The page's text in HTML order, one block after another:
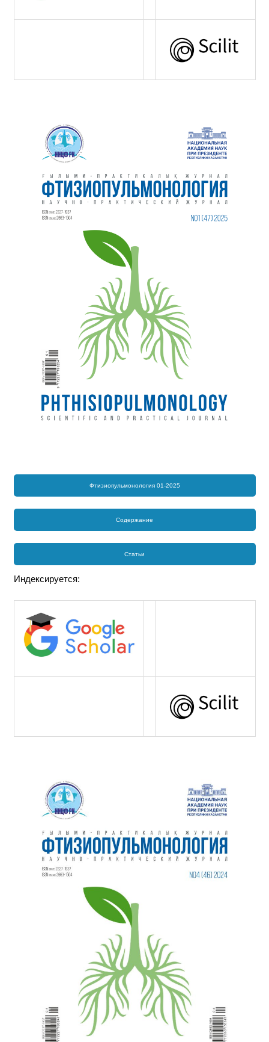
Фтизиопульмонология 01-2025
Содержание
Статьи
Индексируется: